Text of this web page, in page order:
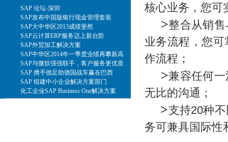
SAP 论坛-深圳
SAP发布中国版银行现金管理套装
SAP大中华区2013成绩斐然
SAP云计算ERP服务迈上新台阶
SAP外贸加工解决方案
SAP中华区2014年一季度业绩再攀新高
SAP与微软强强联手，客户服务更优质
SAP 携手德足助德国战车赢在巴西
SAP 组建中小企业解决方案部门
化工企业SAP Business One解决方案
核心业务，您可
>整合从销
业务流程，您
作流程；
>兼容任何
无比的沟通；
>支持20种
务可兼具国际性